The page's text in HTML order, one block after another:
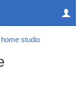
home studio